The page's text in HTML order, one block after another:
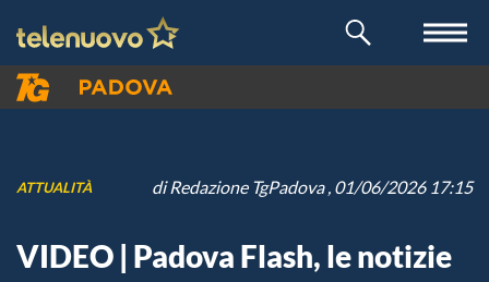
ATTUALITÀ diRedazione TgPadova, 01/06/2026 17:15
VIDEO | Padova Flash, le notizie